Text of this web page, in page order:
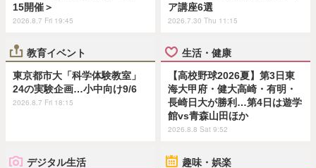
15開催＞
2026.8.7 Fri 19:45
ア講座6選
2026.7.30 Thu 11:15
教育イベント
東京都市大「科学体験教室」
24の実験企画…小中向け9/6
2026.8.7 Fri 18:15
生活・健康
【高校野球2026夏】第3日東
海大甲府・健大高崎・有明・
長崎日大が勝利…第4日は遊学
館vs青森山田ほか
2026.8.8 Sat 9:52
デジタル生活 趣味・娯楽